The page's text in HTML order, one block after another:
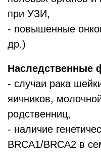
при УЗИ,
- повышенные
др.)
Наследственные
- случаи рака
яичников,
родственниц,
- наличие
BRCA1/BRCA2 в